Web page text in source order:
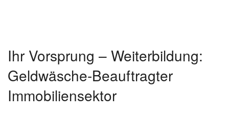
Ihr Vorsprung – Weiterbildung:
Geldwäsche-Beauftragter
Immobiliensektor